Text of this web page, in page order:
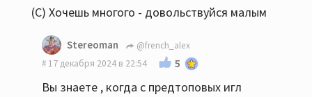
(С) Хочешь многого - довольствуйся малым
Stereoman
@french_alex
17 декабря 2024 в 22:54
5
Вы знаете , когда с предтоповых игл